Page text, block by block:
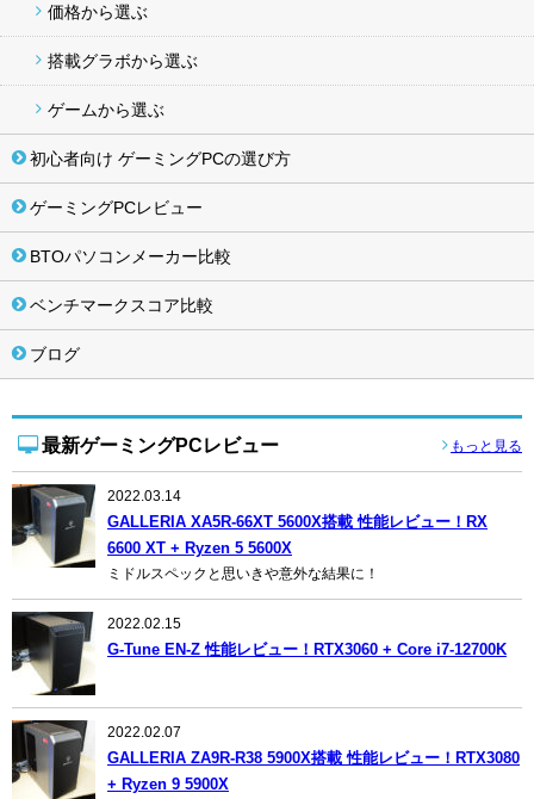
価格から選ぶ
搭載グラボから選ぶ
ゲームから選ぶ
初心者向け ゲーミングPCの選び方
ゲーミングPCレビュー
BTOパソコンメーカー比較
ベンチマークスコア比較
ブログ
最新ゲーミングPCレビュー もっと見る
2022.03.14
GALLERIA XA5R-66XT 5600X搭載 性能レビュー！RX
6600 XT + Ryzen 5 5600X
ミドルスペックと思いきや意外な結果に！
2022.02.15
G-Tune EN-Z 性能レビュー！RTX3060 + Core i7-12700K
2022.02.07
GALLERIA ZA9R-R38 5900X搭載 性能レビュー！RTX3080
+ Ryzen 9 5900X